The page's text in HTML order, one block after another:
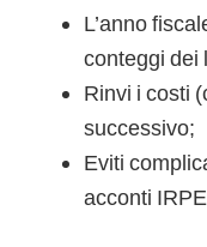
L’anno
conteggi dei
Rinvi i costi
successivo;
Eviti
acconti